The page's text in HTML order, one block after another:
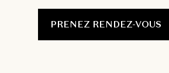
PRENEZ RENDEZ-VOUS